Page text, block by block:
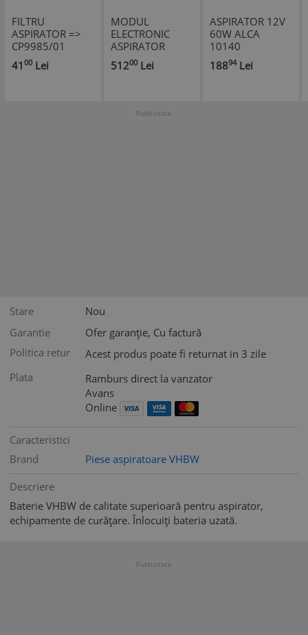
FILTRU
ASPIRATOR =>
CP9985/01
PHILIPS S0861B
pentru aspirator
41 00 Lei
MODUL
ELECTRONIC
ASPIRATOR
140039004654
ELECTROLUX /
51200 Lei
ASPIRATOR 12V
60W ALCA
10140
18894Lei
Publicitate
Stare
Nou
Garantie
Ofer garanție, Cu factură
Politica retur
Acest produs poate fi returnat in 3 zile
Plata
Ramburs direct la vanzator
Avans
Online
Caracteristici
Brand
Piese aspiratoare VHBW
Descriere
Baterie VHBW de calitate superioară pentru aspirator,
echipamente de curățare. Înlocuiți bateria uzată.
Publicitate